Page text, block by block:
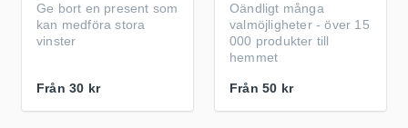
Ge bort en present som
kan medföra stora
vinster
Från 30 kr
Oändligt många
valmöjligheter - över 15
000 produkter till
hemmet
Från 50 kr